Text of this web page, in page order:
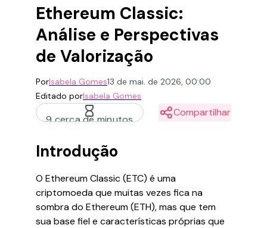
Ethereum Classic:
Análise e Perspectivas
de Valorização
PorIsabela Gomes13 de mai. de 2026, 00:00
Editado porIsabela Gomes
9 cerca de minutos
Compartilhar
Introdução
O Ethereum Classic (ETC) é uma
criptomoeda que muitas vezes fica na
sombra do Ethereum (ETH), mas que tem
sua base fiel e características próprias que